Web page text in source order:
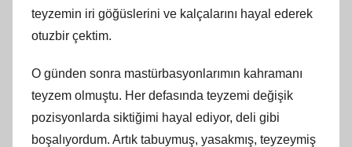
teyzemin iri göğüslerini ve kalçalarını hayal ederek
otuzbir çektim.
O günden sonra mastürbasyonlarımın kahramanı
teyzem olmuştu. Her defasında teyzemi değişik
pozisyonlarda siktiğimi hayal ediyor, deli gibi
boşalıyordum. Artık tabuymuş, yasakmış, teyzeymiş